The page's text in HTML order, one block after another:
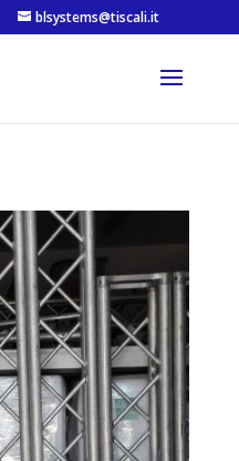
blsystems@tiscali.it